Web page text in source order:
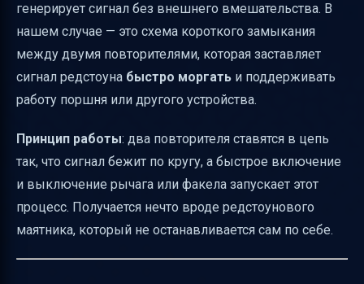
использованием
Советы для новичков и продвинутых
Экономия редстоуна и материалов
Иллюстрации и схемы
Полезные ссылки
генерирует сигнал без внешнего вмешательства. В
нашем случае — это схема короткого замыкания
между двумя повторителями, которая заставляет
сигнал редстоуна быстро моргать и поддерживать
работу поршня или другого устройства.
Принцип работы: два повторителя ставятся в цепь
так, что сигнал бежит по кругу, а быстрое включение
и выключение рычага или факела запускает этот
процесс. Получается нечто вроде редстоунового
маятника, который не останавливается сам по себе.